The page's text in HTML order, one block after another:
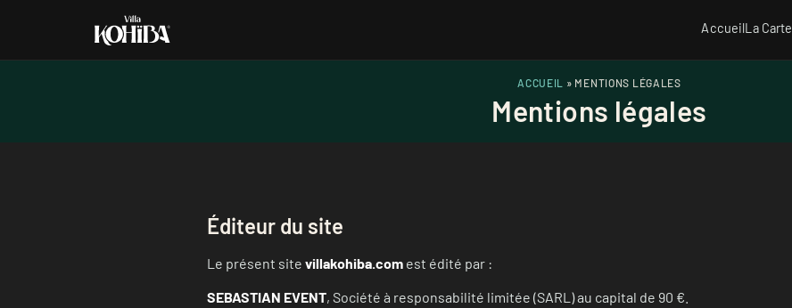
AccueilLa Carte
ACCUEIL » MENTIONS LÉGALES
Mentions légales
Éditeur du site
Le présent site villakohiba.com est édité par :
SEBASTIAN EVENT, Société à responsabilité limitée (SARL) au capital de 90 €.